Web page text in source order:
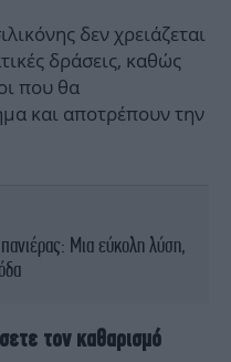
δεν χρειάζεται
δράσεις, καθώς
που θα
και αποτρέπουν την
Μια εύκολη λύση,
τον καθαρισμό